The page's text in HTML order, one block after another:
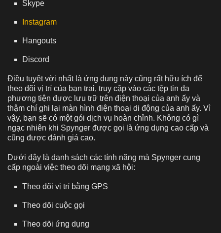
Skype
Instagram
Hangouts
Discord
Điều tuyệt vời nhất là ứng dụng này cũng rất hữu ích để
theo dõi vị trí của bạn trai, truy cập vào các tệp tin đa
phương tiện được lưu trữ trên điện thoại của anh ấy và
thậm chí ghi lại màn hình điện thoại di động của anh ấy. Vì
vậy, bạn sẽ có một gói dịch vụ hoàn chỉnh. Không có gì
ngạc nhiên khi Spynger được gọi là ứng dụng cao cấp và
cũng được đánh giá cao.
Dưới đây là danh sách các tính năng mà Spynger cung
cấp ngoài việc theo dõi mạng xã hội:
Theo dõi vị trí bằng GPS
Theo dõi cuộc gọi
Theo dõi ứng dụng